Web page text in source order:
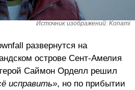
Источник изображений: Konami
развернутся на
острове Сент-Амелия
Саймон Орделл решил
исправить», но по прибытии